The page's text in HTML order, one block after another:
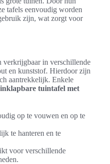
tafels eenvoudig worden
zijn, wat zorgt voor
verkrijgbaar in verschillende
en kunststof. Hierdoor zijn
aantrekkelijk. Enkele
inklapbare tuintafel met
op te vouwen en op te
te hanteren en te
voor verschillende